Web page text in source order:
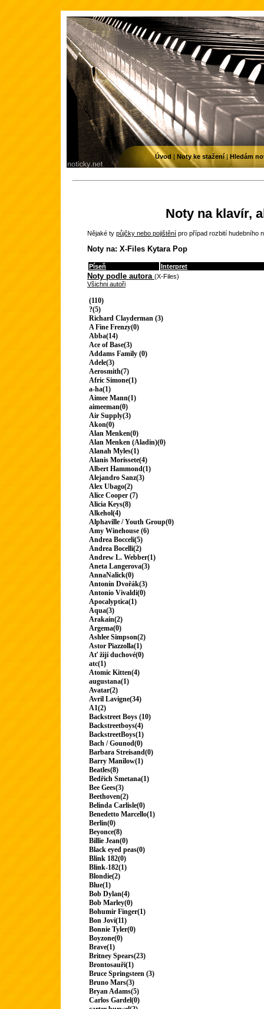
Noty na klavír,
Nějaké ty půjčky nebo pojištění pro případ rozbití hudebního
Noty na: X-Files Kytara Pop
Píseň Interpret
Noty podle autora (X-Files)
Všichni autoři
(110)
?(5)
Richard Clayderman (3)
A Fine Frenzy(0)
Abba(14)
Ace of Base(3)
Addams Family (0)
Adele(3)
Aerosmith(7)
Afric Simone(1)
a-ha(1)
Aimee Mann(1)
aimeeman(0)
Air Supply(3)
Akon(0)
Alan Menken(0)
Alan Menken (Aladin)(0)
Alanah Myles(1)
Alanis Morissete(4)
Albert Hammond(1)
Alejandro Sanz(3)
Alex Ubago(2)
Alice Cooper (7)
Alicia Keys(8)
Alkehol(4)
Alphaville / Youth Group(0)
Amy Winehouse (6)
Andrea Bocceli(5)
Andrea Bocelli(2)
Andrew L. Webber(1)
Aneta Langerova(3)
AnnaNalick(0)
Antonín Dvořák(3)
Antonio Vivaldi(0)
Apocalyptica(1)
Aqua(3)
Arakain(2)
Argema(0)
Ashlee Simpson(2)
Astor Piazzolla(1)
Ať žijí duchové(0)
atc(1)
Atomic Kitten(4)
augustana(1)
Avatar(2)
Avril Lavigne(34)
A1(2)
Backstreet Boys (10)
Backstreetboys(4)
BackstreetBoys(1)
Bach / Gounod(0)
Barbara Streisand(0)
Barry Manilow(1)
Beatles(8)
Bedřich Smetana(1)
Bee Gees(3)
Beethoven(2)
Belinda Carlisle(0)
Benedetto Marcello(1)
Berlin(0)
Beyonce(8)
Billie Jean(0)
Black eyed peas(0)
Blink 182(0)
Blink-182(1)
Blondie(2)
Blue(1)
Bob Dylan(4)
Bob Marley(0)
Bohumir Finger(1)
Bon Jovi(11)
Bonnie Tyler(0)
Boyzone(0)
Brave(1)
Britney Spears(23)
Brontosauři(1)
Bruce Springsteen (3)
Bruno Mars(3)
Bryan Adams(5)
Carlos Gardel(0)
Úvod | Noty ke stažení| Hledám